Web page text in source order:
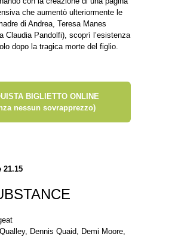
che aumentò ulteriormente le
di Andrea, Teresa Manes
Claudia Pandolfi), scoprì l’esistenza
dopo la tragica morte del figlio.
BIGLIETTO ONLINE
nessun sovrapprezzo)
21.15
Dennis Quaid, Demi Moore,